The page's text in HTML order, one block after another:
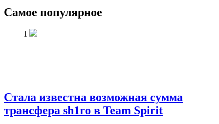
Самое популярное
1
Стала известна возможная сумма
трансфера sh1ro в Team Spirit